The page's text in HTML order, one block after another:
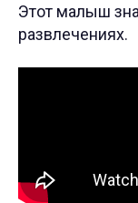
Этот малыш
развлечениях.